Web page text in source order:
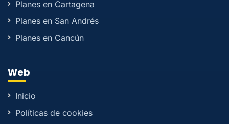
Planes en Cartagena
Planes en San Andrés
Planes en Cancún
Web
Inicio
Políticas de cookies